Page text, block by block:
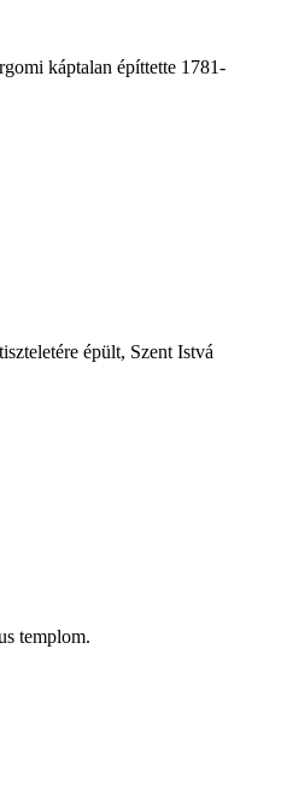
káptalan építtette 1781-
épült, Szent Istvá
templom.